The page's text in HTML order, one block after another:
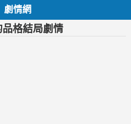
劇情網
品格結局劇情